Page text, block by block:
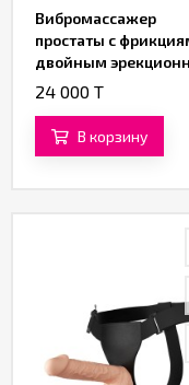
Вибромассажер
простаты с
двойным
кольцом и пультом
24 000 T
В корзину